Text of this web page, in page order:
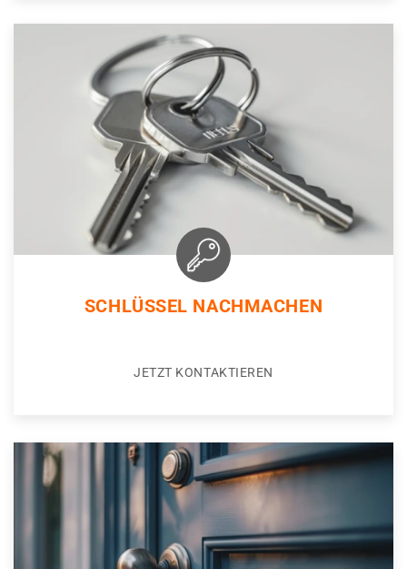
SCHLÜSSEL NACHMACHEN
JETZT KONTAKTIEREN